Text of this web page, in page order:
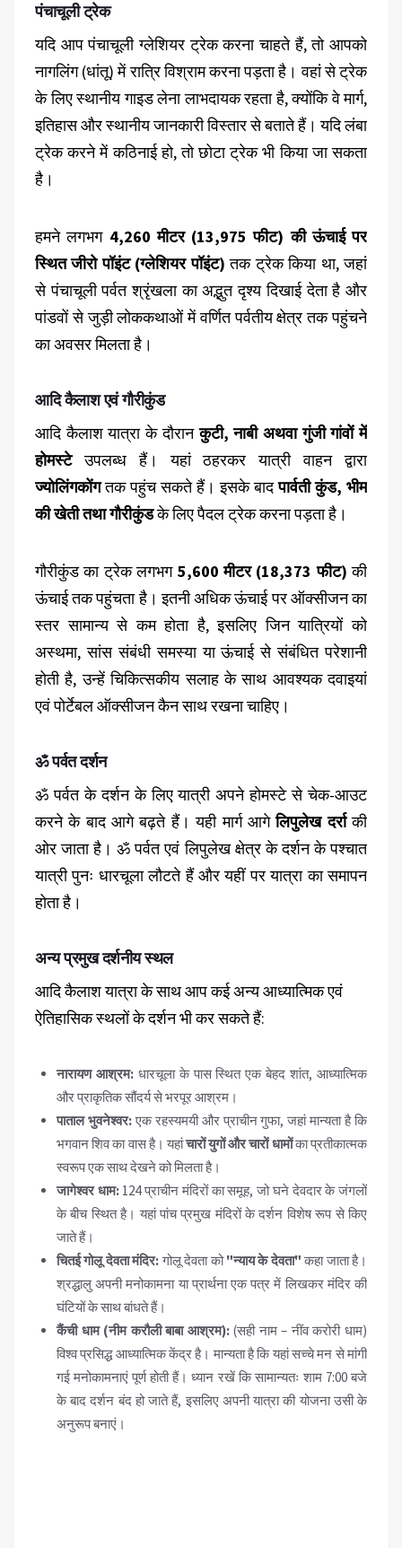
पंचाचूली ट्रेक
यदि आप पंचाचूली ग्लेशियर ट्रेक करना चाहते हैं, तो आपको
नागलिंग (धांतू) में रात्रि विश्राम करना पड़ता है। वहां से ट्रेक
के लिए स्थानीय गाइड लेना लाभदायक रहता है, क्योंकि वे मार्ग,
इतिहास और स्थानीय जानकारी विस्तार से बताते हैं। यदि लंबा
ट्रेक करने में कठिनाई हो, तो छोटा ट्रेक भी किया जा सकता
है।
हमने लगभग 4,260 मीटर (13,975 फीट) की ऊंचाई पर
स्थित जीरो पॉइंट (ग्लेशियर पॉइंट) तक ट्रेक किया था, जहां
से पंचाचूली पर्वत श्रृंखला का अद्भुत दृश्य दिखाई देता है और
पांडवों से जुड़ी लोककथाओं में वर्णित पर्वतीय क्षेत्र तक पहुंचने
का अवसर मिलता है।
आदि कैलाश एवं गौरीकुंड
आदि कैलाश यात्रा के दौरानकुटी, नाबी अथवा गुंजी गांवों में
होमस्टेउपलब्ध हैं। यहां ठहरकर यात्री वाहन द्वारा
ज्योलिंगकोंगतक पहुंच सकते हैं। इसके बादपार्वती कुंड, भीम
की खेती तथा गौरीकुंडके लिए पैदल ट्रेक करना पड़ता है।
गौरीकुंड का ट्रेक लगभग 5,600 मीटर (18,373 फीट) की
ऊंचाई तक पहुंचता है। इतनी अधिक ऊंचाई पर ऑक्सीजन का
स्तर सामान्य से कम होता है, इसलिए जिन यात्रियों को
अस्थमा, सांस संबंधी समस्या या ऊंचाई से संबंधित परेशानी
होती है, उन्हें चिकित्सकीय सलाह के साथ आवश्यक दवाइयां
एवं पोर्टेबल ऑक्सीजन कैन साथ रखना चाहिए।
ॐ पर्वत दर्शन
ॐ पर्वत के दर्शन के लिए यात्री अपने होमस्टे से चेक-आउट
करने के बाद आगे बढ़ते हैं। यही मार्ग आगेलिपुलेख दर्राकी
ओर जाता है। ॐ पर्वत एवं लिपुलेख क्षेत्र के दर्शन के पश्चात
यात्री पुनः धारचूला लौटते हैं और यहीं पर यात्रा का समापन
होता है।
अन्य प्रमुख दर्शनीय स्थल
आदि कैलाश यात्रा के साथ आप कई अन्य आध्यात्मिक एवं
ऐतिहासिक स्थलों के दर्शन भी कर सकते हैं:
नारायण आश्रम:धारचूला के पास स्थित एक बेहद शांत, आध्यात्मिक
और प्राकृतिक सौंदर्य से भरपूर आश्रम।
पाताल भुवनेश्वर:एक रहस्यमयी और प्राचीन गुफा, जहां मान्यता है कि
भगवान शिव का वास है। यहांचारों युगों और चारों धामोंका प्रतीकात्मक
स्वरूप एक साथ देखने को मिलता है।
जागेश्वर धाम:124 प्राचीन मंदिरों का समूह, जो घने देवदार के जंगलों
के बीच स्थित है। यहां पांच प्रमुख मंदिरों के दर्शन विशेष रूप से किए
जाते हैं।
चितई गोलू देवता मंदिर:गोलू देवता को"न्याय के देवता"कहा जाता है।
श्रद्धालु अपनी मनोकामना या प्रार्थना एक पत्र में लिखकर मंदिर की
घंटियों के साथ बांधते हैं।
कैंची धाम (नीम करौली बाबा आश्रम):(सही नाम – नींव करोरी धाम)
विश्व प्रसिद्ध आध्यात्मिक केंद्र है। मान्यता है कि यहां सच्चे मन से मांगी
गई मनोकामनाएं पूर्ण होती हैं। ध्यान रखें कि सामान्यतः शाम 7:00 बजे
के बाद दर्शन बंद हो जाते हैं, इसलिए अपनी यात्रा की योजना उसी के
अनुरूप बनाएं।